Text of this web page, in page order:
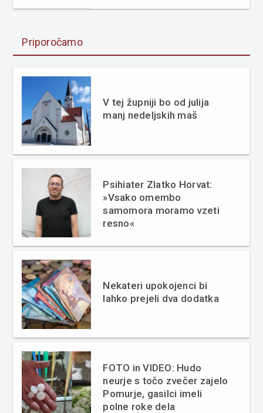
Priporočamo
V tej župniji bo od julija
manj nedeljskih maš
Psihiater Zlatko Horvat:
»Vsako omembo
samomora moramo vzeti
resno«
Nekateri upokojenci bi
lahko prejeli dva dodatka
FOTO in VIDEO: Hudo
neurje s točo zvečer zajelo
Pomurje, gasilci imeli
polne roke dela